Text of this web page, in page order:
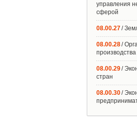
управления
сферой
08.00.27/
08.00.28/
производства
08.00.29/
стран
08.00.30/